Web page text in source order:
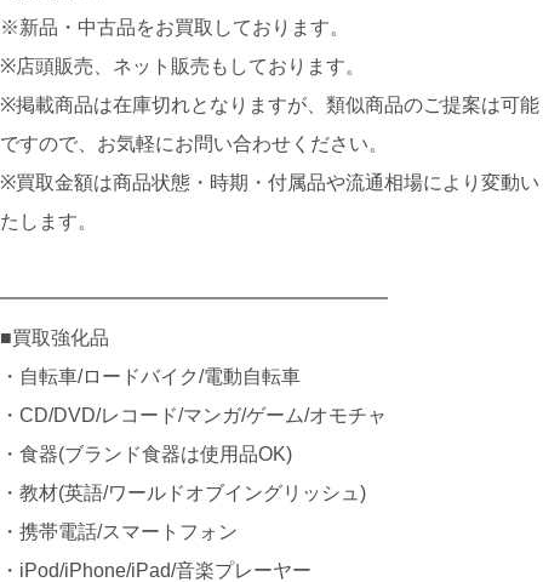
※新品・中古品をお買取しております。
※店頭販売、ネット販売もしております。
※掲載商品は在庫切れとなりますが、類似商品のご提案は可能
ですので、お気軽にお問い合わせください。
※買取金額は商品状態・時期・付属品や流通相場により変動い
たします。
━━━━━━━━━━━━━━━━━━━━
■買取強化品
・自転車/ロードバイク/電動自転車
・CD/DVD/レコード/マンガ/ゲーム/オモチャ
・食器(ブランド食器は使用品OK)
・教材(英語/ワールドオブイングリッシュ)
・携帯電話/スマートフォン
・iPod/iPhone/iPad/音楽プレーヤー